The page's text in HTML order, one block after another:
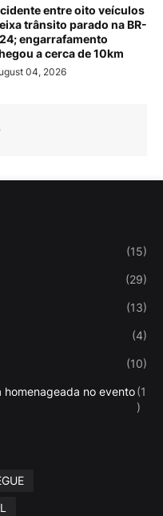
entre oito veículos
trânsito parado na BR-
engarrafamento
a cerca de 10km
04, 2026
(15)
(29)
(13)
(4)
(10)
homenageada no evento(1
)